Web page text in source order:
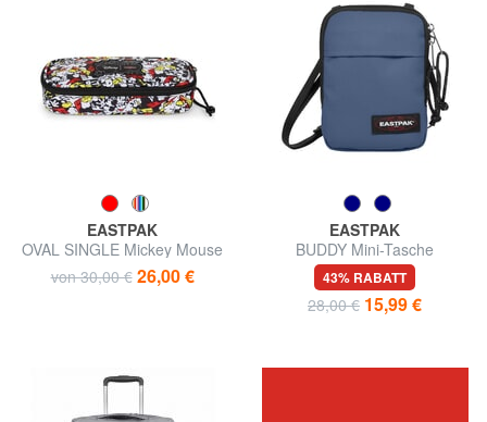
EASTPAK
OVAL SINGLE Mickey Mouse
Federmäppchen
von 30,00 € 26,00 €
EASTPAK
BUDDY Mini-Tasche
43% RABATT
28,00 € 15,99 €